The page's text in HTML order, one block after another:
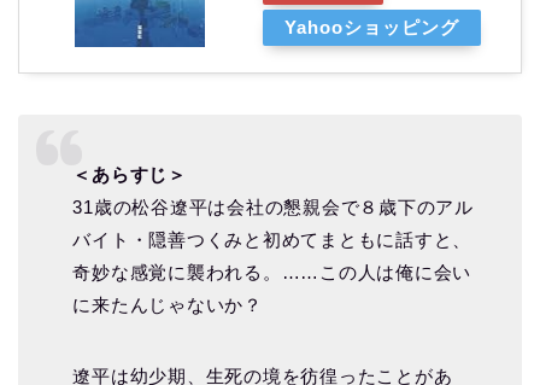
Yahooショッピング
＜あらすじ＞
31歳の松谷遼平は会社の懇親会で８歳下のアル
バイト・隠善つくみと初めてまともに話すと、
奇妙な感覚に襲われる。……この人は俺に会い
に来たんじゃないか？
遼平は幼少期、生死の境を彷徨ったことがあ